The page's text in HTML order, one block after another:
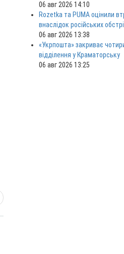
06 авг 2026 14:10
Rozetka та PUMA оцінили
внаслідок російських
06 авг 2026 13:38
«Укрпошта» закриває
відділення у Краматорську
06 авг 2026 13:25